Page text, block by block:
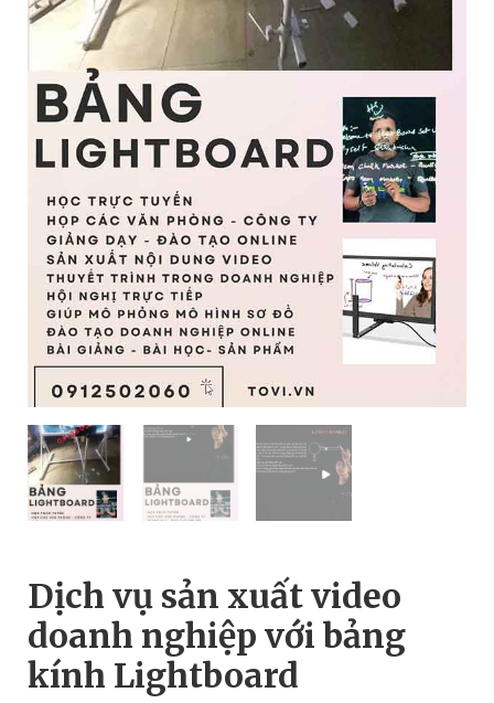
Dịch vụ sản xuất video
doanh nghiệp với bảng
kính Lightboard